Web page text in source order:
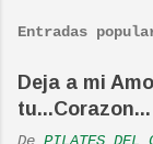
n
t
Entradas
Deja a mi
tu...Corazon...
De PILATES DEL